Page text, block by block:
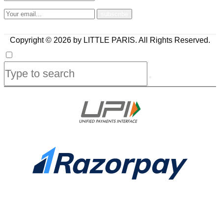
Copyright © 2026 by LITTLE PARIS. All Rights Reserved.